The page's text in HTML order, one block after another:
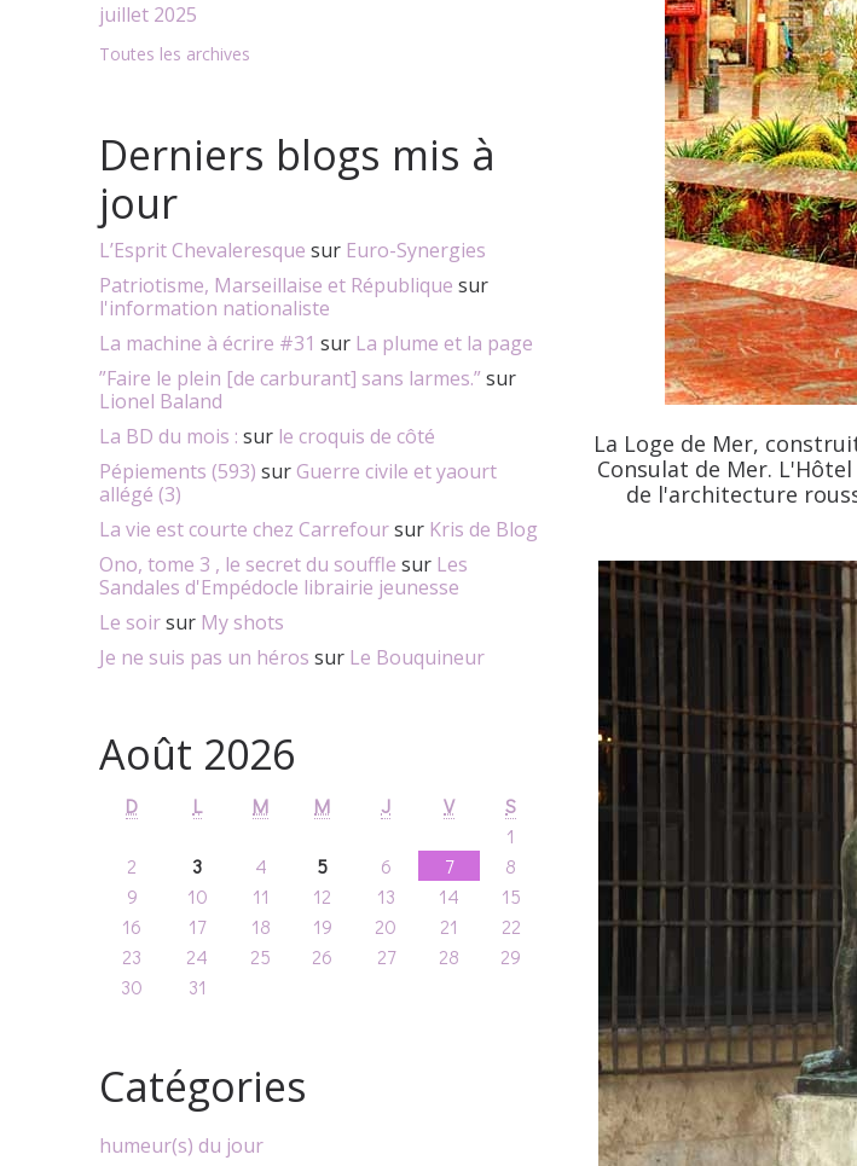
juillet 2025
Toutes les archives
Derniers blogs mis à
jour
L’Esprit Chevaleresque sur Euro-Synergies
Patriotisme, Marseillaise et République sur
l'information nationaliste
La machine à écrire #31 sur La plume et la page
”Faire le plein [de carburant] sans larmes.”sur
Lionel Baland
La BD du mois : sur le croquis de côté
Pépiements (593) sur Guerre civile et yaourt
allégé (3)
La vie est courte chez Carrefoursur Kris de Blog
Ono, tome 3 , le secret du souffle sur Les
Sandales d'Empédocle librairie jeunesse
Le soirsur My shots
Je ne suis pas un héros sur Le Bouquineur
Août 2026
D L M M J V
S
1
2
3 4 5 6 7
8
9
10 11 12 13 14
15
16
17 18 19 20 21
22
23
24 25 26 27 28
29
30
31
Catégories
humeur(s) du jour
La Loge de Mer,
Consulat de Mer.
de l'architecture